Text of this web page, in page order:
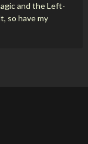
and the Left-
so have my